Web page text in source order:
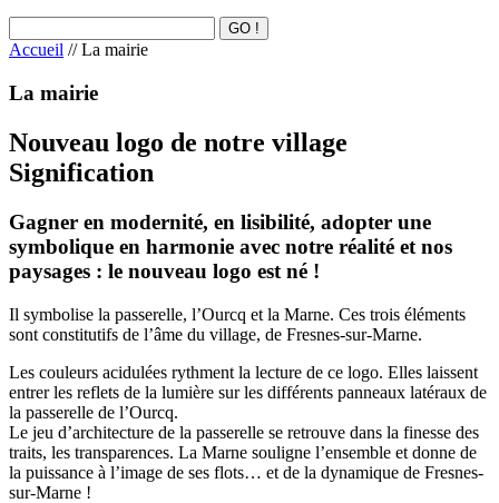
Accueil // La mairie
La mairie
Nouveau logo de notre village
Signification
Gagner en modernité, en lisibilité, adopter une
symbolique en harmonie avec notre réalité et nos
paysages : le nouveau logo est né !
Il symbolise la passerelle, l’Ourcq et la Marne. Ces trois éléments
sont constitutifs de l’âme du village, de Fresnes-sur-Marne.
Les couleurs acidulées rythment la lecture de ce logo. Elles laissent
entrer les reflets de la lumière sur les différents panneaux latéraux de
la passerelle de l’Ourcq.
Le jeu d’architecture de la passerelle se retrouve dans la finesse des
traits, les transparences. La Marne souligne l’ensemble et donne de
la puissance à l’image de ses flots… et de la dynamique de Fresnes-
sur-Marne !